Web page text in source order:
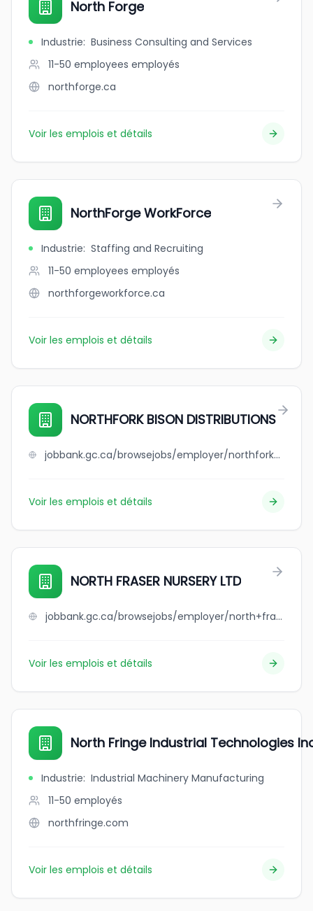
North Forge
Industrie: Business Consulting and Services
11-50 employees employés
northforge.ca
Voir les emplois et détails
NorthForge WorkForce
Industrie: Staffing and Recruiting
11-50 employees employés
northforgeworkforce.ca
Voir les emplois et détails
NORTHFORK BISON DISTRIBUTIONS
jobbank.gc.ca/browsejobs/employer/northfork+bison+distributions/ca
Voir les emplois et détails
NORTH FRASER NURSERY LTD
jobbank.gc.ca/browsejobs/employer/north+fraser+nursery+ltd/ca
Voir les emplois et détails
North Fringe Industrial Technologies
Industrie: Industrial Machinery Manufacturing
11-50 employés
northfringe.com
Voir les emplois et détails